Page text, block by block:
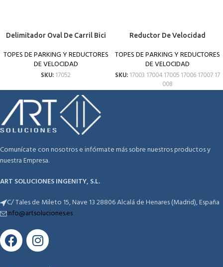
Delimitador Oval De Carril Bici
TOPES DE PARKING Y REDUCTORES
DE VELOCIDAD
SKU: 17052
Reductor De Velocidad
TOPES DE PARKING Y REDUCTORES
DE VELOCIDAD
SKU: 17003 17004 17005 17006 17007 17
008
Comunícate con nosotros e infórmate más sobre nuestros productos y
nuestra Empresa.
ART SOLUCIONES INGENITY, S.L.
C/ Tales de Mileto 15, Nave 13 28806 Alcalá de Henares (Madrid), España
Info@artsoluciones.es